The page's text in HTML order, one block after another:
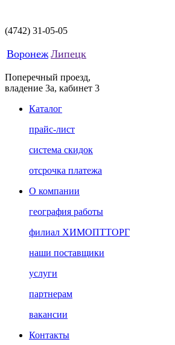
(4742) 31-05-05
Воронеж Липецк
Поперечный проезд,
владение 3а, кабинет 3
Каталог
прайс-лист
система скидок
отсрочка платежа
О компании
география работы
филиал ХИМОПТТОРГ
наши поставщики
услуги
партнерам
вакансии
Контакты